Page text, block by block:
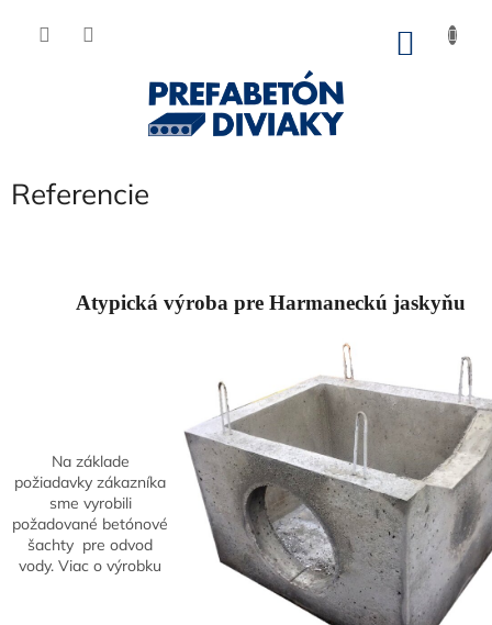
Referencie
Atypická výroba pre Harmaneckú jaskyňu
Na základe
požiadavky zákazníka
sme vyrobili
požadované betónové
šachty pre odvod
vody. Viac o výrobku